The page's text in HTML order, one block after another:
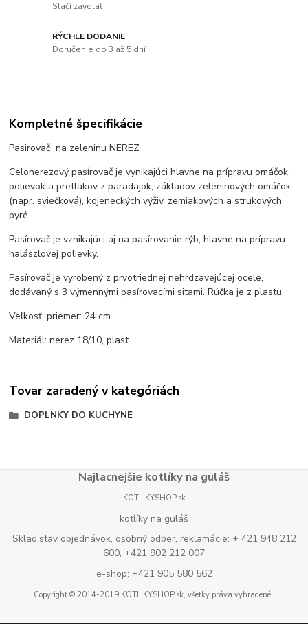
Stačí zavolať
RÝCHLE DODANIE
Doručenie do 3 až 5 dní
Kompletné špecifikácie
Pasirovač na zeleninu NEREZ
Celonerezový pasírovač je vynikajúci hlavne na prípravu omáčok,
polievok a pretlakov z paradajok, základov zeleninových omáčok
(napr. sviečková), kojeneckých výživ, zemiakových a strukových
pyré.
Pasírovač je vznikajúci aj na pasírovanie rýb, hlavne na prípravu
halászlovej polievky.
Pasírovač je vyrobený z prvotriednej nehrdzavejúcej ocele,
dodávaný s 3 výmennými pasírovacími sitami. Rúčka je z plastu.
Veľkosť: priemer: 24 cm
Materiál: nerez 18/10, plast
Tovar zaradený v kategóriách
DOPLNKY DO KUCHYNE
Najlacnejšie kotlíky na guláš
KOTLIKYSHOP.sk
kotlíky na guláš
Sklad,stav objednávok, osobný odber, reklamácie: + 421 948 212
600, +421 902 212 007
e-shop: +421 905 580 562
Copyright © 2014-2019 KOTLIKYSHOP.sk, všetky práva vyhradené..